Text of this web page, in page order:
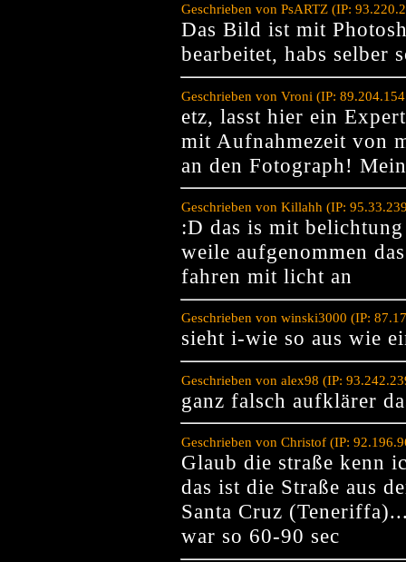
Geschrieben von PsARTZ (IP:
Das Bild ist mit
bearbeitet, habs selber
Geschrieben von Vroni (IP:
etz, lasst hier ein
mit Aufnahmezeit von
an den Fotograph!
Geschrieben von Killahh (IP:
:D das is mit
weile aufgenommen
fahren mit licht an
Geschrieben von winski3000 (IP:
sieht i-wie so aus wie
Geschrieben von alex98 (IP:
ganz falsch aufklärer
Geschrieben von Christof (IP:
Glaub die straße kenn
das ist die Straße aus
Santa Cruz
war so 60-90 sec